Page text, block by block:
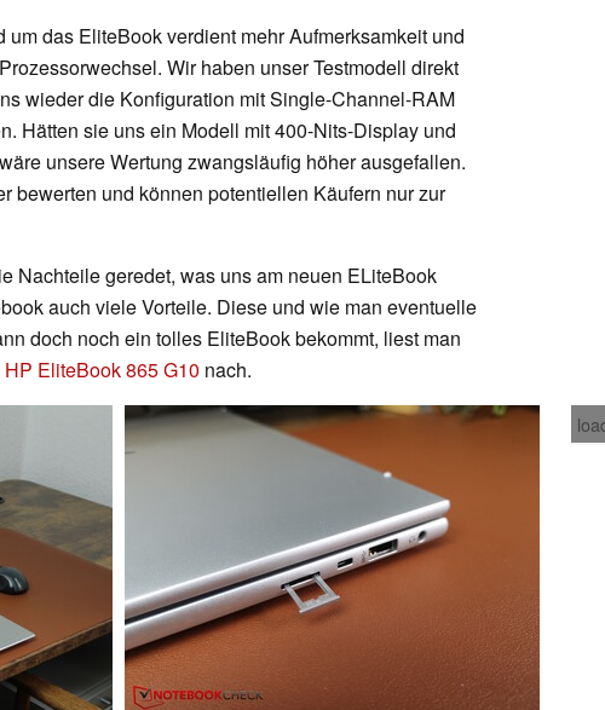
das EliteBook verdient mehr Aufmerksamkeit und
Wir haben unser Testmodell direkt
wieder die Konfiguration mit Single-Channel-RAM
Hätten sie uns ein Modell mit 400-Nits-Display und
unsere Wertung zwangsläufig höher ausgefallen.
bewerten und können potentiellen Käufern nur zur
Nachteile geredet, was uns am neuen ELiteBook
auch viele Vorteile. Diese und wie man eventuelle
doch noch ein tolles EliteBook bekommt, liest man
HP EliteBook 865 G10 nach.